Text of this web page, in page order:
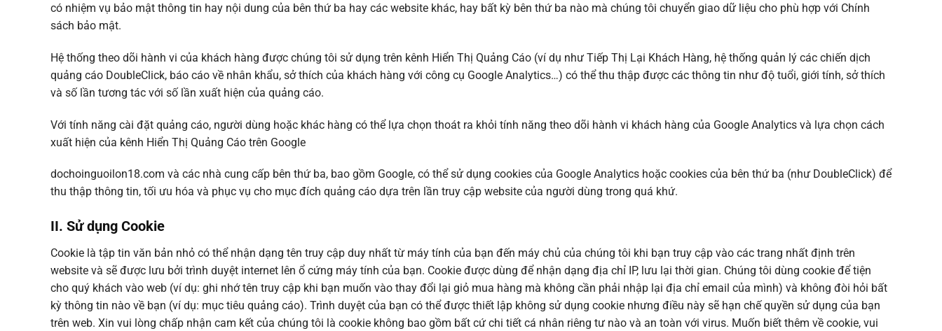
có nhiệm vụ bảo mật thông tin hay nội dung của bên thứ ba hay các website khác, hay bất kỳ bên thứ ba nào mà chúng tôi chuyển giao dữ liệu cho phù hợp với Chính
sách bảo mật.
Hệ thống theo dõi hành vi của khách hàng được chúng tôi sử dụng trên kênh Hiển Thị Quảng Cáo (ví dụ như Tiếp Thị Lại Khách Hàng, hệ thống quản lý các chiến dịch
quảng cáo DoubleClick, báo cáo về nhân khẩu, sở thích của khách hàng với công cụ Google Analytics…) có thể thu thập được các thông tin như độ tuổi, giới tính, sở thích
và số lần tương tác với số lần xuất hiện của quảng cáo.
Với tính năng cài đặt quảng cáo, người dùng hoặc khác hàng có thể lựa chọn thoát ra khỏi tính năng theo dõi hành vi khách hàng của Google Analytics và lựa chọn cách
xuất hiện của kênh Hiển Thị Quảng Cáo trên Google
dochoinguoilon18.com và các nhà cung cấp bên thứ ba, bao gồm Google, có thể sử dụng cookies của Google Analytics hoặc cookies của bên thứ ba (như DoubleClick) để
thu thập thông tin, tối ưu hóa và phục vụ cho mục đích quảng cáo dựa trên lần truy cập website của người dùng trong quá khứ.
II. Sử dụng Cookie
Cookie là tập tin văn bản nhỏ có thể nhận dạng tên truy cập duy nhất từ máy tính của bạn đến máy chủ của chúng tôi khi bạn truy cập vào các trang nhất định trên
website và sẽ được lưu bởi trình duyệt internet lên ổ cứng máy tính của bạn. Cookie được dùng để nhận dạng địa chỉ IP, lưu lại thời gian. Chúng tôi dùng cookie để tiện
cho quý khách vào web (ví dụ: ghi nhớ tên truy cập khi bạn muốn vào thay đổi lại giỏ mua hàng mà không cần phải nhập lại địa chỉ email của mình) và không đòi hỏi bất
kỳ thông tin nào về bạn (ví dụ: mục tiêu quảng cáo). Trình duyệt của bạn có thể được thiết lập không sử dụng cookie nhưng điều này sẽ hạn chế quyền sử dụng của bạn
trên web. Xin vui lòng chấp nhận cam kết của chúng tôi là cookie không bao gồm bất cứ chi tiết cá nhân riêng tư nào và an toàn với virus. Muốn biết thêm về cookie, vui